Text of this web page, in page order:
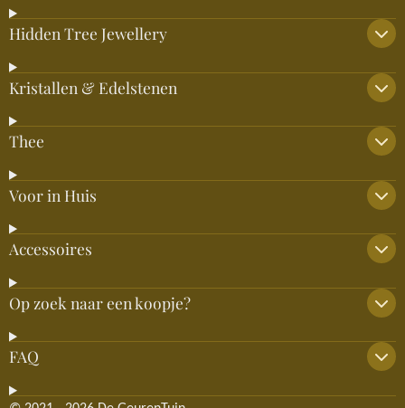
Hidden Tree Jewellery
Kristallen & Edelstenen
Thee
Voor in Huis
Accessoires
Op zoek naar een koopje?
FAQ